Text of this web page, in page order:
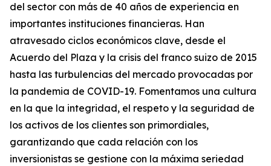
del sector con más de 40 años de experiencia en
importantes instituciones financieras. Han
atravesado ciclos económicos clave, desde el
Acuerdo del Plaza y la crisis del franco suizo de 2015
hasta las turbulencias del mercado provocadas por
la pandemia de COVID-19. Fomentamos una cultura
en la que la integridad, el respeto y la seguridad de
los activos de los clientes son primordiales,
garantizando que cada relación con los
inversionistas se gestione con la máxima seriedad